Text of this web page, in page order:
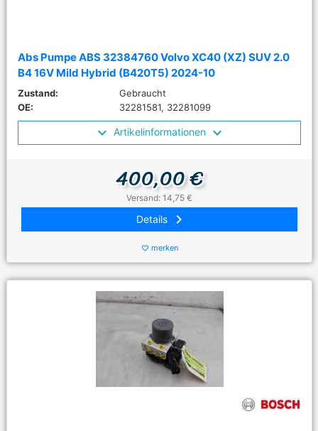
Abs Pumpe ABS 32384760 Volvo XC40 (XZ) SUV 2.0
B4 16V Mild Hybrid (B420T5) 2024-10
Zustand:
Gebraucht
OE:
32281581, 32281099
Artikelinformationen
400,00 €
Versand: 14,75 €
Details keyboard_arrow_right
favorite_border merken